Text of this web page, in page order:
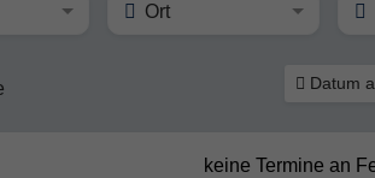
Ort
Datum
keine Termine an